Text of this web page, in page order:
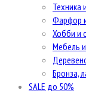
Техника
Фарфор
Хобби и
Мебель
Бронза,
SALE до 50%